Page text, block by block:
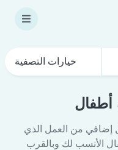
خيارات التصفية
أطفال
إضافي من العمل الذي
الأنسب لك وبالقرب